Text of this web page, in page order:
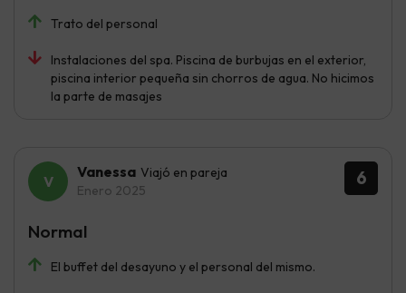
Trato del personal
Instalaciones del spa. Piscina de burbujas en el exterior,
piscina interior pequeña sin chorros de agua. No hicimos
la parte de masajes
6
Vanessa Viajó en pareja
Enero 2025
El buffet del desayuno y el personal del mismo.
Normal